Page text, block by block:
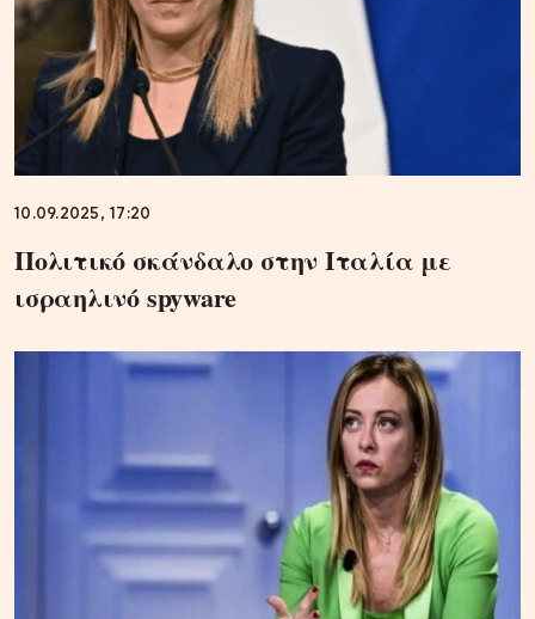
10.09.2025, 17:20
Πολιτικό σκάνδαλο στην Ιταλία με
ισραηλινό spyware